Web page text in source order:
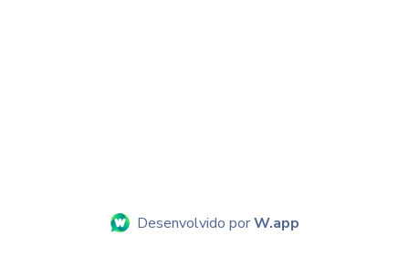
Desenvolvido porW.app